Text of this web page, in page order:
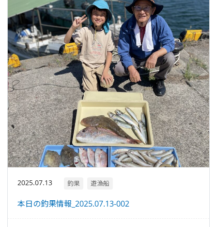
2025.07.13 釣果 遊漁船
本日の釣果情報_2025.07.13-002